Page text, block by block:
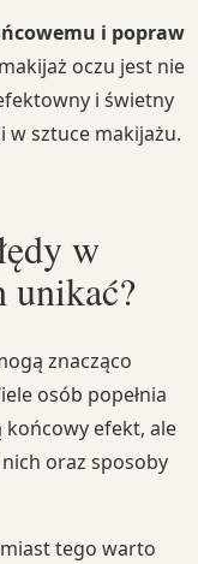
i popraw
oczu jest nie
i świetny
w sztuce makijażu.
w
unikać?
znacząco
osób popełnia
końcowy efekt, ale
oraz sposoby
tego warto